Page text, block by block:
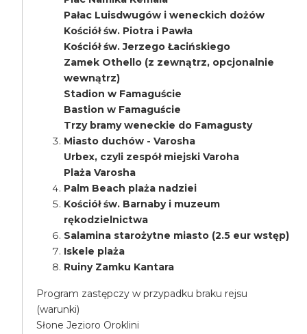
Pałac Luisdwugów i weneckich dożów
Kościół św. Piotra i Pawła
Kościół św. Jerzego Łacińskiego
Zamek Othello (z zewnątrz, opcjonalnie
wewnątrz)
Stadion w Famaguście
Bastion w Famaguście
Trzy bramy weneckie do Famagusty
Miasto duchów - Varosha
Urbex, czyli zespół miejski Varoha
Plaża Varosha
Palm Beach plaża nadziei
Kościół św. Barnaby i muzeum
rękodzielnictwa
Salamina starożytne miasto (2.5 eur wstęp)
Iskele plaża
Ruiny Zamku Kantara
Program zastępczy w przypadku braku rejsu
(warunki)
Słone Jezioro Oroklini